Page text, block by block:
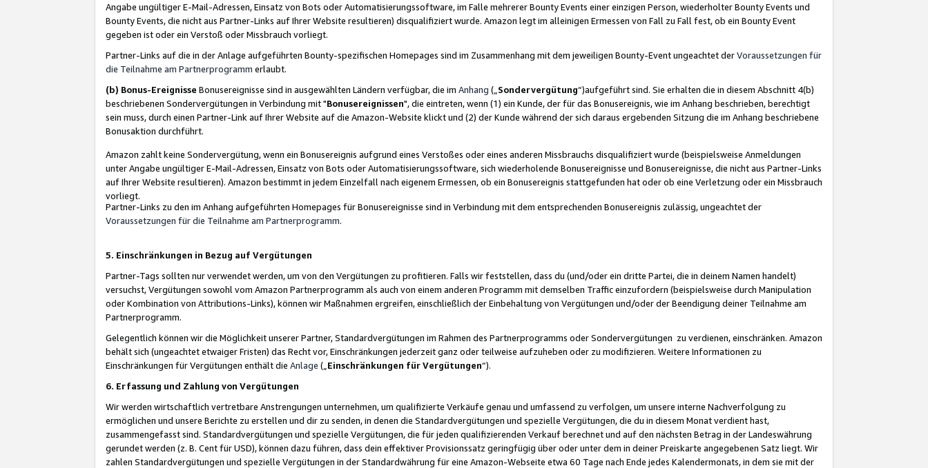
Angabe ungültiger E-Mail-Adressen, Einsatz von Bots oder Automatisierungssoftware, im Falle mehrerer Bounty Events einer einzigen Person, wiederholter Bounty Events und
Bounty Events, die nicht aus Partner-Links auf Ihrer Website resultieren) disqualifiziert wurde. Amazon legt im alleinigen Ermessen von Fall zu Fall fest, ob ein Bounty Event
gegeben ist oder ein Verstoß oder Missbrauch vorliegt.
Partner-Links auf die in der Anlage aufgeführten Bounty-spezifischen Homepages sind im Zusammenhang mit dem jeweiligen Bounty-Event ungeachtet derVoraussetzungen für
die Teilnahme am Partnerprogramm erlaubt.
(b) Bonus-Ereignisse Bonusereignisse sind in ausgewählten Ländern verfügbar, die im Anhang („ Sondervergütung“)aufgeführt sind. Sie erhalten die in diesem Abschnitt 4(b)
beschriebenen Sondervergütungen in Verbindung mit "Bonusereignissen", die eintreten, wenn (1) ein Kunde, der für das Bonusereignis, wie im Anhang beschrieben, berechtigt
sein muss, durch einen Partner-Link auf Ihrer Website auf die Amazon-Website klickt und (2) der Kunde während der sich daraus ergebenden Sitzung die im Anhang beschriebene
Bonusaktion durchführt.
Amazon zahlt keine Sondervergütung, wenn ein Bonusereignis aufgrund eines Verstoßes oder eines anderen Missbrauchs disqualifiziert wurde (beispielsweise Anmeldungen
unter Angabe ungültiger E-Mail-Adressen, Einsatz von Bots oder Automatisierungssoftware, sich wiederholende Bonusereignisse und Bonusereignisse, die nicht aus Partner-Links
auf Ihrer Website resultieren). Amazon bestimmt in jedem Einzelfall nach eigenem Ermessen, ob ein Bonusereignis stattgefunden hat oder ob eine Verletzung oder ein Missbrauch
vorliegt.
Partner-Links zu den im Anhang aufgeführten Homepages für Bonusereignisse sind in Verbindung mit dem entsprechenden Bonusereignis zulässig, ungeachtet der
Voraussetzungen für die Teilnahme am Partnerprogramm.
5. Einschränkungen in Bezug auf Vergütungen
Partner-Tags sollten nur verwendet werden, um von den Vergütungen zu profitieren. Falls wir feststellen, dass du (und/oder ein dritte Partei, die in deinem Namen handelt)
versuchst, Vergütungen sowohl vom Amazon Partnerprogramm als auch von einem anderen Programm mit demselben Traffic einzufordern (beispielsweise durch Manipulation
oder Kombination von Attributions-Links), können wir Maßnahmen ergreifen, einschließlich der Einbehaltung von Vergütungen und/oder der Beendigung deiner Teilnahme am
Partnerprogramm.
Gelegentlich können wir die Möglichkeit unserer Partner, Standardvergütungen im Rahmen des Partnerprogramms oder Sondervergütungen zu verdienen, einschränken. Amazon
behält sich (ungeachtet etwaiger Fristen) das Recht vor, Einschränkungen jederzeit ganz oder teilweise aufzuheben oder zu modifizieren. Weitere Informationen zu
Einschränkungen für Vergütungen enthält die Anlage („ Einschränkungen für Vergütungen“).
6. Erfassung und Zahlung von Vergütungen
Wir werden wirtschaftlich vertretbare Anstrengungen unternehmen, um qualifizierte Verkäufe genau und umfassend zu verfolgen, um unsere interne Nachverfolgung zu
ermöglichen und unsere Berichte zu erstellen und dir zu senden, in denen die Standardvergütungen und spezielle Vergütungen, die du in diesem Monat verdient hast,
zusammengefasst sind. Standardvergütungen und spezielle Vergütungen, die für jeden qualifizierenden Verkauf berechnet und auf den nächsten Betrag in der Landeswährung
gerundet werden (z. B. Cent für USD), können dazu führen, dass dein effektiver Provisionssatz geringfügig über oder unter dem in deiner Preiskarte angegebenen Satz liegt. Wir
zahlen Standardvergütungen und spezielle Vergütungen in der Standardwährung für eine Amazon-Webseite etwa 60 Tage nach Ende jedes Kalendermonats, in dem sie mit der